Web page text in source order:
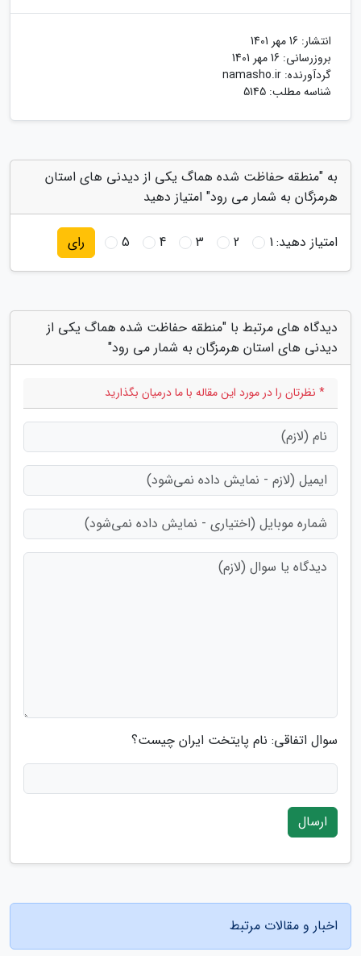
انتشار: 16 مهر 1401
بروزرسانی: 16 مهر 1401
گردآورنده: namasho.ir
شناسه مطلب: 5145
به "منطقه حفاظت شده هماگ یکی از دیدنی های استان
هرمزگان به شمار می رود" امتیاز دهید
امتیاز دهید:1
2
3
4
5 رای
دیدگاه های مرتبط با "منطقه حفاظت شده هماگ یکی از
دیدنی های استان هرمزگان به شمار می رود"
* نظرتان را در مورد این مقاله با ما درمیان بگذارید
سوال اتفاقی: نام پایتخت ایران چیست؟
ارسال
اخبار و مقالات مرتبط